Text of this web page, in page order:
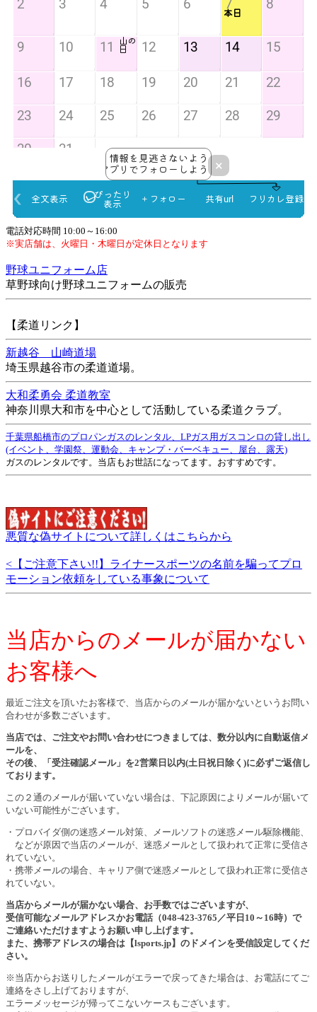
電話対応時間 10:00～16:00
※実店舗は、火曜日・木曜日が定休日となります
野球ユニフォーム店
草野球向け野球ユニフォームの販売
【柔道リンク】
新越谷 山崎道場
埼玉県越谷市の柔道道場。
大和柔勇会 柔道教室
神奈川県大和市を中心として活動している柔道クラブ。
千葉県船橋市のプロパンガスのレンタル、LPガス用ガスコンロの貸し出し
(イベント、学園祭、運動会、キャンプ・バーベキュー、屋台、露天)
ガスのレンタルです。当店もお世話になってます。おすすめです。
悪質な偽サイトについて詳しくはこちらから
<【ご注意下さい!!】ライナースポーツの名前を騙ってプロ
モーション依頼をしている事象について
当店からのメールが届かない
お客様へ
最近ご注文を頂いたお客様で、当店からのメールが届かないというお問い
合わせが多数ございます。
当店では、ご注文やお問い合わせにつきましては、数分以内に自動返信メ
ールを、
その後、「受注確認メール」を2営業日以内(土日祝日除く)に必ずご返信し
ております。
この２通のメールが届いていない場合は、下記原因によりメールが届いて
いない可能性がございます。
・プロバイダ側の迷惑メール対策、メールソフトの迷惑メール駆除機能、
などが原因で当店のメールが、迷惑メールとして扱われて正常に受信さ
れていない。
・携帯メールの場合、キャリア側で迷惑メールとして扱われ正常に受信さ
れていない。
当店からメールが届かない場合、お手数ではございますが、
受信可能なメールアドレスかお電話（048-423-3765／平日10～16時）で
ご連絡いただけますようお願い申し上げます。
また、携帯アドレスの場合は【lsports.jp】のドメインを受信設定してくだ
さい。
※当店からお送りしたメールがエラーで戻ってきた場合は、お電話にてご
連絡をさし上げておりますが、
エラーメッセージが帰ってこないケースもございます。